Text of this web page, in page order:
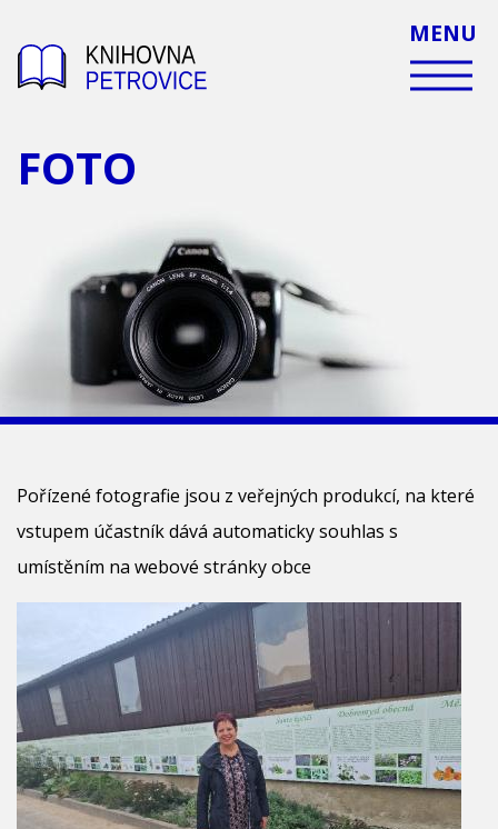
MENU
FOTO
Pořízené fotografie jsou z veřejných produkcí, na které
vstupem účastník dává automaticky souhlas s
umístěním na webové stránky obce